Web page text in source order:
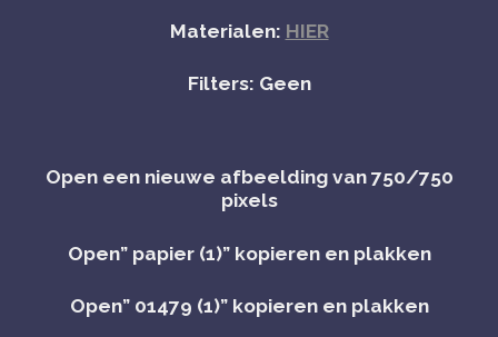
Materialen: HIER
Filters: Geen
Open een nieuwe afbeelding van 750/750
pixels
Open” papier (1)” kopieren en plakken
Open” 01479 (1)” kopieren en plakken